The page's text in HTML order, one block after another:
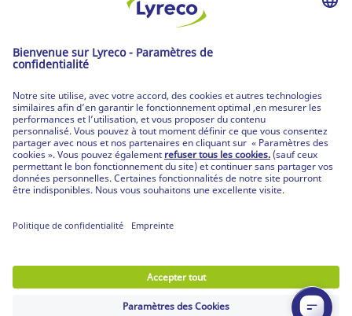
Partenaire | de tous les lieux de travail
© Lyreco 2026
Partenaire | de tous les lieux de travail|
Conditions Générales de Vente|Déclaration de
confidentialité|Conditions d'Utilisation &
Mentions Légales|Service Après-Vente|CPV
Produits personnalisés
Votre guide RGPD|Déclaration d'accessibilité
de confidentialité|Plan du site